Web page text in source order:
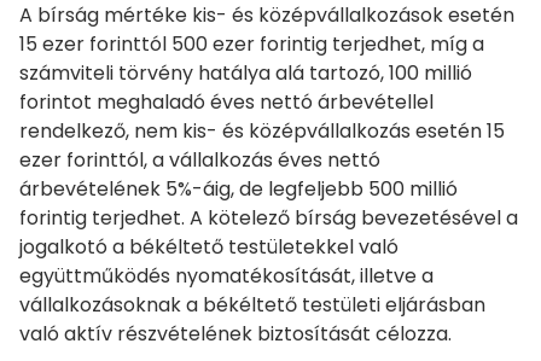
A bírság mértéke kis- és középvállalkozások esetén
15 ezer forinttól 500 ezer forintig terjedhet, míg a
számviteli törvény hatálya alá tartozó, 100 millió
forintot meghaladó éves nettó árbevétellel
rendelkező, nem kis- és középvállalkozás esetén 15
ezer forinttól, a vállalkozás éves nettó
árbevételének 5%-áig, de legfeljebb 500 millió
forintig terjedhet. A kötelező bírság bevezetésével a
jogalkotó a békéltető testületekkel való
együttműködés nyomatékosítását, illetve a
vállalkozásoknak a békéltető testületi eljárásban
való aktív részvételének biztosítását célozza.